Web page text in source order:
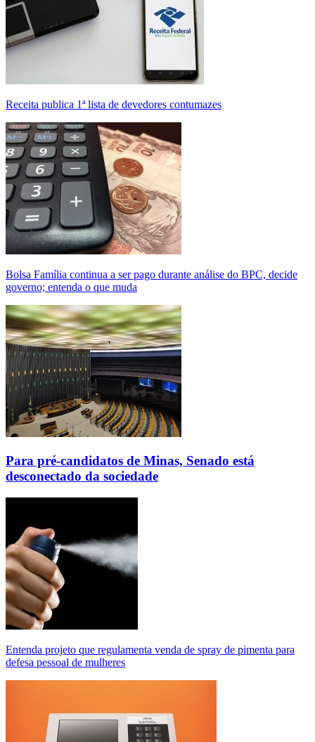
Receita publica 1ª lista de devedores contumazes
Bolsa Família continua a ser pago durante análise do BPC, decide
governo; entenda o que muda
Para pré-candidatos de Minas, Senado está
desconectado da sociedade
Entenda projeto que regulamenta venda de spray de pimenta para
defesa pessoal de mulheres